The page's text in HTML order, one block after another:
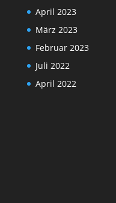
April 2023
März 2023
Februar 2023
Juli 2022
April 2022